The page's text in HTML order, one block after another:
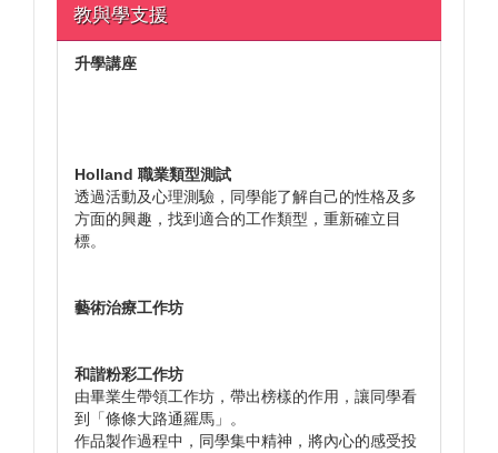
教與學支援
升學講座
Holland 職業類型測試
透過活動及心理測驗，同學能了解自己的性格及多
方面的興趣，找到適合的工作類型，重新確立目
標。
藝術治療工作坊
和諧粉彩工作坊
由畢業生帶領工作坊，帶出榜樣的作用，讓同學看
到「條條大路通羅馬」。
作品製作過程中，同學集中精神，將內心的感受投